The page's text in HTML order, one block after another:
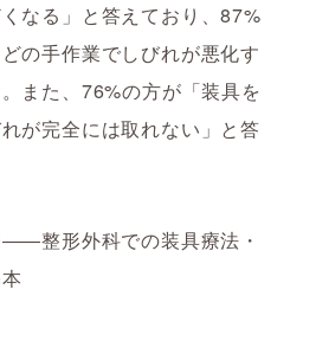
なる」と答えており、87%
の手作業でしびれが悪化す
また、76%の方が「装具を
が完全には取れない」と答
整形外科での装具療法・